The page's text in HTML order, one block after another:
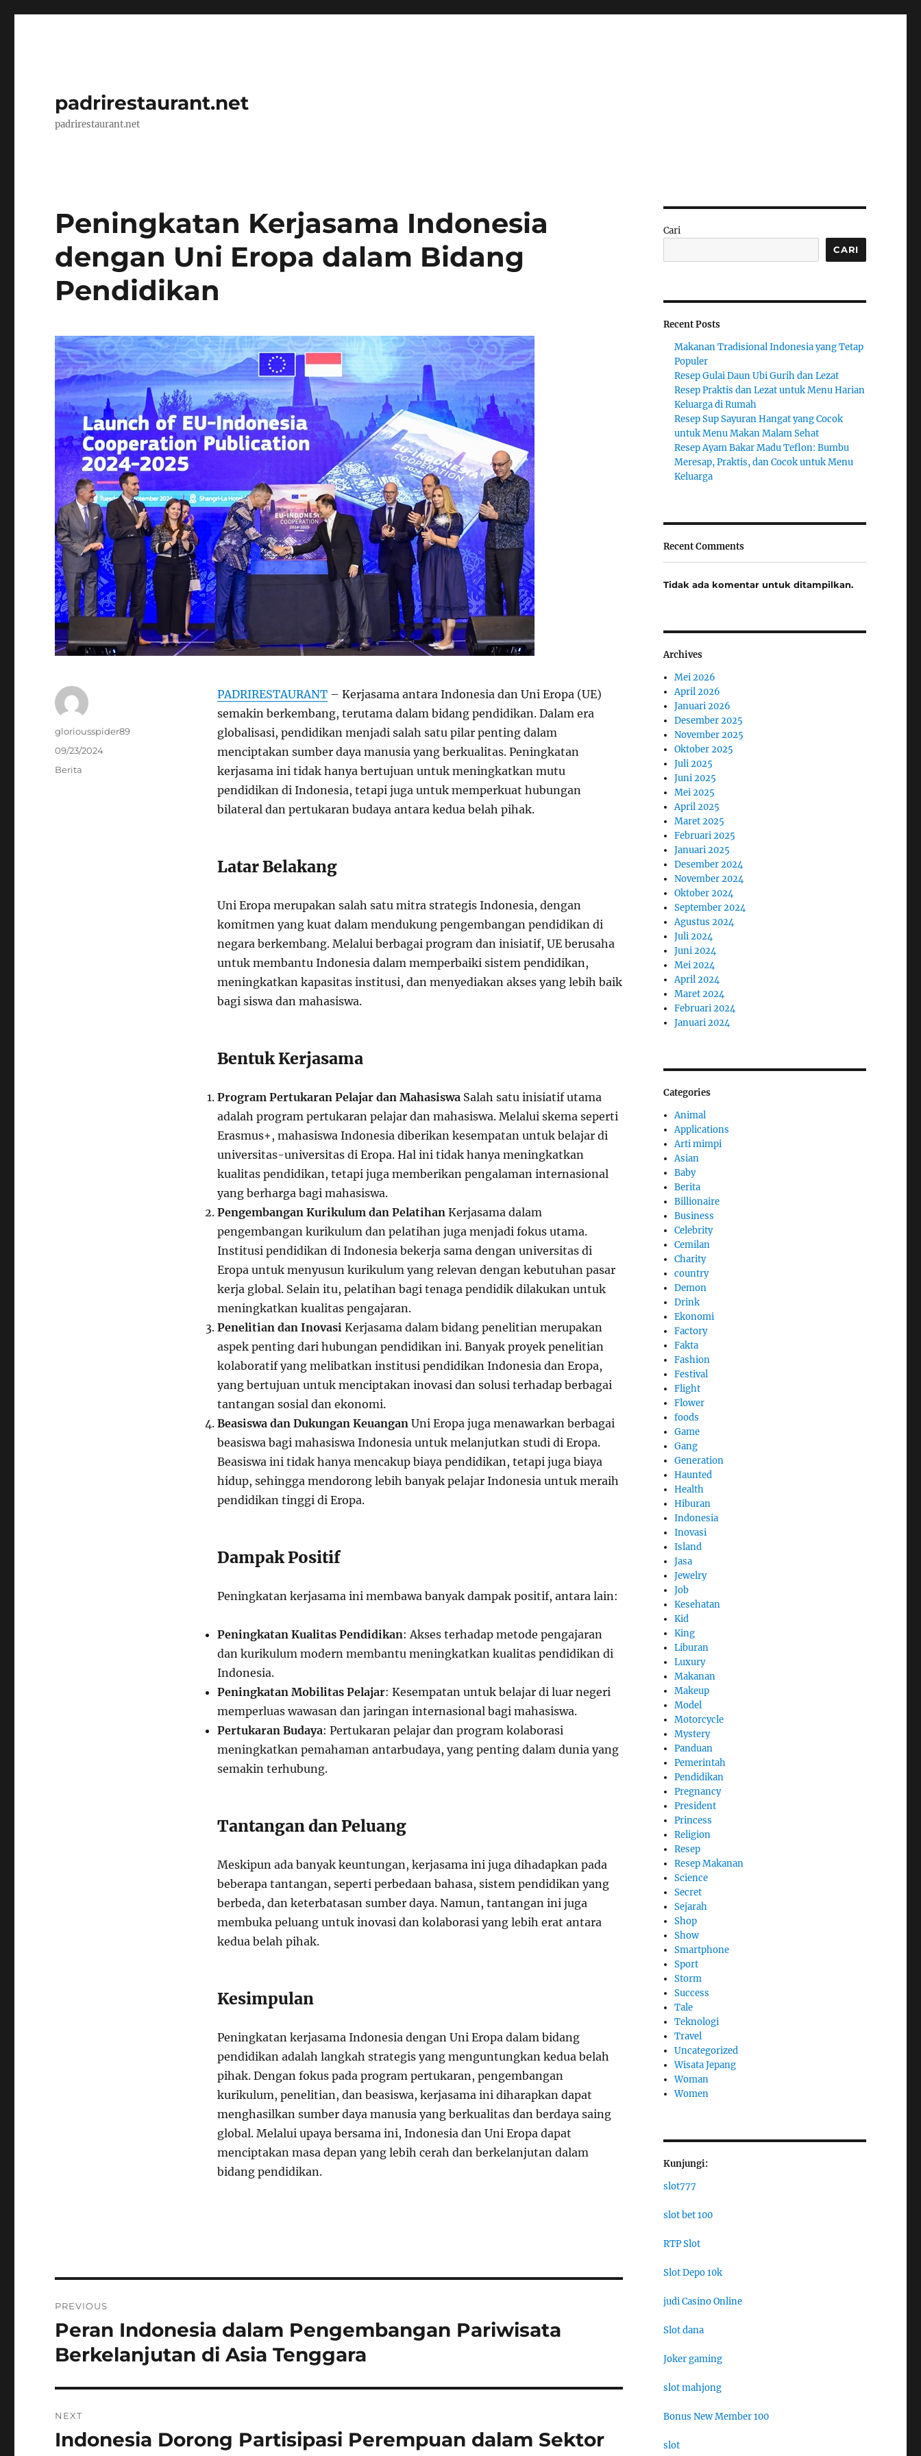
padrirestaurant.net
padrirestaurant.net
Peningkatan Kerjasama Indonesia
dengan Uni Eropa dalam Bidang
Pendidikan
PADRIRESTAURANT– Kerjasama antara Indonesia dan Uni Eropa (UE)
semakin berkembang, terutama dalam bidang pendidikan. Dalam era
globalisasi, pendidikan menjadi salah satu pilar penting dalam
menciptakan sumber daya manusia yang berkualitas. Peningkatan
kerjasama ini tidak hanya bertujuan untuk meningkatkan mutu
pendidikan di Indonesia, tetapi juga untuk memperkuat hubungan
bilateral dan pertukaran budaya antara kedua belah pihak.
Latar Belakang
Uni Eropa merupakan salah satu mitra strategis Indonesia, dengan
komitmen yang kuat dalam mendukung pengembangan pendidikan di
negara berkembang. Melalui berbagai program dan inisiatif, UE berusaha
untuk membantu Indonesia dalam memperbaiki sistem pendidikan,
meningkatkan kapasitas institusi, dan menyediakan akses yang lebih baik
bagi siswa dan mahasiswa.
Bentuk Kerjasama
Program Pertukaran Pelajar dan Mahasiswa Salah satu inisiatif utama
adalah program pertukaran pelajar dan mahasiswa. Melalui skema seperti
Erasmus+, mahasiswa Indonesia diberikan kesempatan untuk belajar di
universitas-universitas di Eropa. Hal ini tidak hanya meningkatkan
kualitas pendidikan, tetapi juga memberikan pengalaman internasional
yang berharga bagi mahasiswa.
Pengembangan Kurikulum dan Pelatihan Kerjasama dalam
pengembangan kurikulum dan pelatihan juga menjadi fokus utama.
Institusi pendidikan di Indonesia bekerja sama dengan universitas di
Eropa untuk menyusun kurikulum yang relevan dengan kebutuhan pasar
kerja global. Selain itu, pelatihan bagi tenaga pendidik dilakukan untuk
meningkatkan kualitas pengajaran.
Penelitian dan Inovasi Kerjasama dalam bidang penelitian merupakan
aspek penting dari hubungan pendidikan ini. Banyak proyek penelitian
kolaboratif yang melibatkan institusi pendidikan Indonesia dan Eropa,
yang bertujuan untuk menciptakan inovasi dan solusi terhadap berbagai
tantangan sosial dan ekonomi.
Beasiswa dan Dukungan Keuangan Uni Eropa juga menawarkan berbagai
beasiswa bagi mahasiswa Indonesia untuk melanjutkan studi di Eropa.
Beasiswa ini tidak hanya mencakup biaya pendidikan, tetapi juga biaya
hidup, sehingga mendorong lebih banyak pelajar Indonesia untuk meraih
pendidikan tinggi di Eropa.
Dampak Positif
Peningkatan kerjasama ini membawa banyak dampak positif, antara lain:
Peningkatan Kualitas Pendidikan: Akses terhadap metode pengajaran
dan kurikulum modern membantu meningkatkan kualitas pendidikan di
Indonesia.
Peningkatan Mobilitas Pelajar: Kesempatan untuk belajar di luar negeri
memperluas wawasan dan jaringan internasional bagi mahasiswa.
Pertukaran Budaya: Pertukaran pelajar dan program kolaborasi
meningkatkan pemahaman antarbudaya, yang penting dalam dunia yang
semakin terhubung.
Tantangan dan Peluang
Meskipun ada banyak keuntungan, kerjasama ini juga dihadapkan pada
beberapa tantangan, seperti perbedaan bahasa, sistem pendidikan yang
berbeda, dan keterbatasan sumber daya. Namun, tantangan ini juga
membuka peluang untuk inovasi dan kolaborasi yang lebih erat antara
kedua belah pihak.
Kesimpulan
Peningkatan kerjasama Indonesia dengan Uni Eropa dalam bidang
pendidikan adalah langkah strategis yang menguntungkan kedua belah
pihak. Dengan fokus pada program pertukaran, pengembangan
kurikulum, penelitian, dan beasiswa, kerjasama ini diharapkan dapat
menghasilkan sumber daya manusia yang berkualitas dan berdaya saing
global. Melalui upaya bersama ini, Indonesia dan Uni Eropa dapat
menciptakan masa depan yang lebih cerah dan berkelanjutan dalam
bidang pendidikan.
Author
gloriousspider89
Posted
09/23/2024
Categories
Berita
pos
PREVIOUS
Previous
post:
Peran Indonesia dalam Pengembangan Pariwisata
Berkelanjutan di Asia Tenggara
NEXT
Next
Indonesia Dorong Partisipasi Perempuan dalam Sektor
Cari
CARI
Recent Posts
Makanan Tradisional Indonesia yang Tetap
Populer
Resep Gulai Daun Ubi Gurih dan Lezat
Resep Praktis dan Lezat untuk Menu Harian
Keluarga di Rumah
Resep Sup Sayuran Hangat yang Cocok
untuk Menu Makan Malam Sehat
Resep Ayam Bakar Madu Teflon: Bumbu
Meresap, Praktis, dan Cocok untuk Menu
Keluarga
Recent Comments
Tidak ada komentar untuk ditampilkan.
Archives
Mei 2026
April 2026
Januari 2026
Desember 2025
November 2025
Oktober 2025
Juli 2025
Juni 2025
Mei 2025
April 2025
Maret 2025
Februari 2025
Januari 2025
Desember 2024
November 2024
Oktober 2024
September 2024
Agustus 2024
Juli 2024
Juni 2024
Mei 2024
April 2024
Maret 2024
Februari 2024
Januari 2024
Categories
Animal
Applications
Arti mimpi
Asian
Baby
Berita
Billionaire
Business
Celebrity
Cemilan
Charity
country
Demon
Drink
Ekonomi
Factory
Fakta
Fashion
Festival
Flight
Flower
foods
Game
Gang
Generation
Haunted
Health
Hiburan
Indonesia
Inovasi
Island
Jasa
Jewelry
Job
Kesehatan
Kid
King
Liburan
Luxury
Makanan
Makeup
Model
Motorcycle
Mystery
Panduan
Pemerintah
Pendidikan
Pregnancy
President
Princess
Religion
Resep
Resep Makanan
Science
Secret
Sejarah
Shop
Show
Smartphone
Sport
Storm
Success
Tale
Teknologi
Travel
Uncategorized
Wisata Jepang
Woman
Women
Kunjungi:
slot777
slot bet 100
RTP Slot
Slot Depo 10k
judi Casino Online
Slot dana
Joker gaming
slot mahjong
Bonus New Member 100
slot